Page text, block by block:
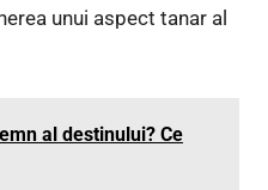
unui aspect tanar al
al destinului? Ce